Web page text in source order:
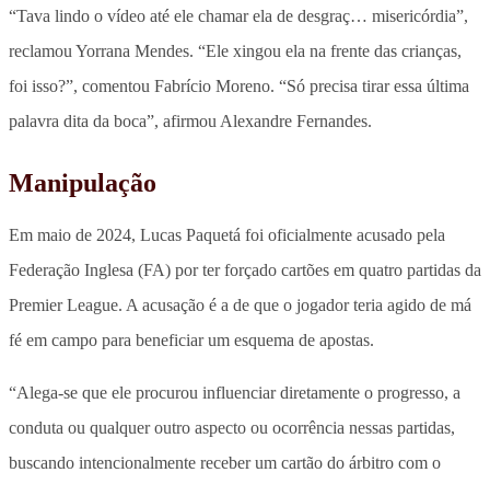
“Tava lindo o vídeo até ele chamar ela de desgraç… misericórdia”,
reclamou Yorrana Mendes. “Ele xingou ela na frente das crianças,
foi isso?”, comentou Fabrício Moreno. “Só precisa tirar essa última
palavra dita da boca”, afirmou Alexandre Fernandes.
Manipulação
Em maio de 2024, Lucas Paquetá foi oficialmente acusado pela
Federação Inglesa (FA) por ter forçado cartões em quatro partidas da
Premier League. A acusação é a de que o jogador teria agido de má
fé em campo para beneficiar um esquema de apostas.
“Alega-se que ele procurou influenciar diretamente o progresso, a
conduta ou qualquer outro aspecto ou ocorrência nessas partidas,
buscando intencionalmente receber um cartão do árbitro com o